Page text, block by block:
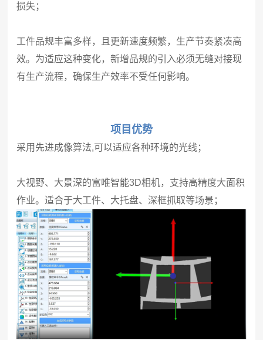
损失；
工件品规丰富多样，且更新速度频繁，生产节奏紧凑高
效。为适应这种变化，新增品规的引入必须无缝对接现
有生产流程，确保生产效率不受任何影响。
项目优势
采用先进成像算法,可以适应各种环境的光线；
大视野、大景深的富唯智能3D相机，支持高精度大面积
作业。适合于大工件、大托盘、深框抓取等场景；